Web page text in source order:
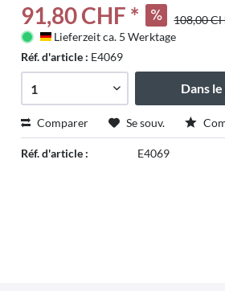
91,80 CHF * 108,00
Deutschland
Lieferzeit ca. 5 Werktage
Réf. d'article : E4069
Dans
Comparer Se souv.
Réf. d'article : E4069